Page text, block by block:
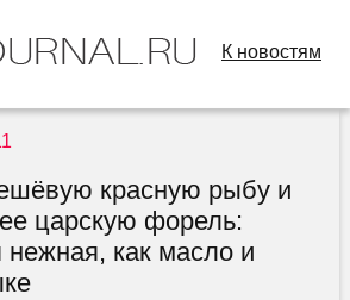
К новостям
красную рыбу и
царскую форель:
нежная, как масло и